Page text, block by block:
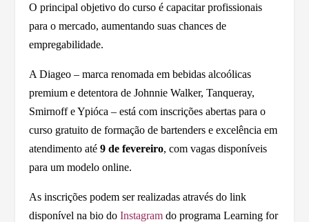
O principal objetivo do curso é capacitar profissionais
para o mercado, aumentando suas chances de
empregabilidade.
A Diageo – marca renomada em bebidas alcoólicas
premium e detentora de Johnnie Walker, Tanqueray,
Smirnoff e Ypióca – está com inscrições abertas para o
curso gratuito de formação de bartenders e excelência em
atendimento até9 de fevereiro, com vagas disponíveis
para um modelo online.
As inscrições podem ser realizadas através do link
disponível na bio doInstagram do programa Learning for